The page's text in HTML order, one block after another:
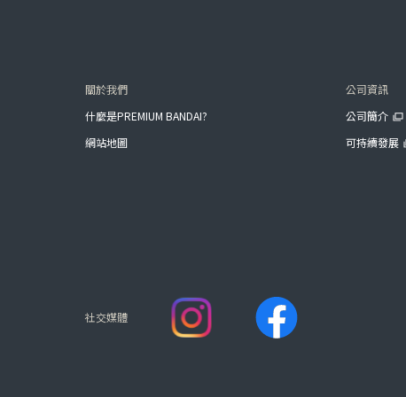
關於我們
什麼是PREMIUM BANDAI?
網站地圖
公司資訊
公司簡介
可持續發展
社交媒體